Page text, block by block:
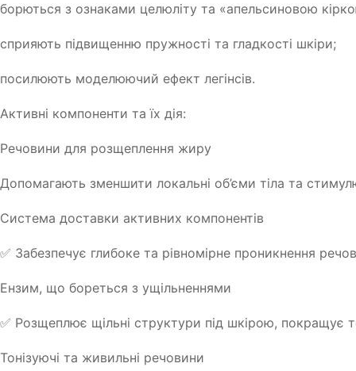
борються з ознаками целюліту та «апельсиновою
сприяють підвищенню пружності та гладкості шкіри;
посилюють моделюючий ефект легінсів.
Активні компоненти та їх дія:
Речовини для розщеплення жиру
Допомагають зменшити локальні об’єми тіла та
Система доставки активних компонентів
✅ Забезпечує глибоке та рівномірне проникнення
Ензим, що бореться з ущільненнями
✅ Розщеплює щільні структури під шкірою, покращує
Тонізуючі та живильні речовини